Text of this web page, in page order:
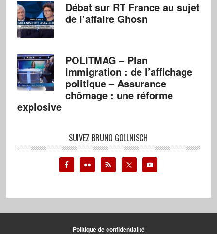
Débat sur RT France au sujet
de l’affaire Ghosn
POLITMAG – Plan
immigration : de l’affichage
politique – Assurance
chômage : une réforme
explosive
SUIVEZ BRUNO GOLLNISCH
Politique de confidentialité